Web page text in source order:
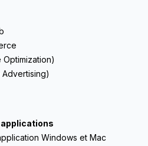
Optimization)
Advertising)
Windows et Mac